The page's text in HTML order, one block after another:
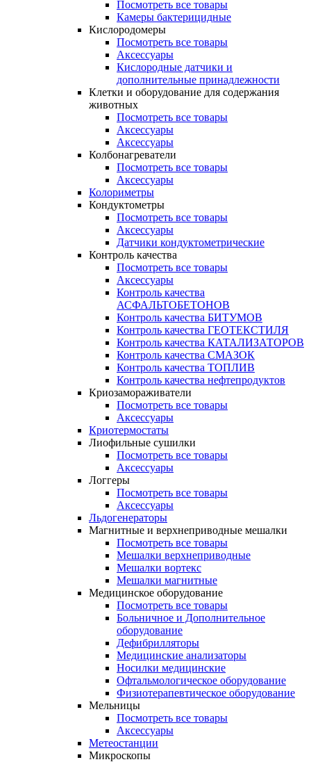
Посмотреть все товары
Камеры бактерицидные
Кислородомеры
Посмотреть все товары
Аксессуары
Кислородные датчики и
дополнительные принадлежности
Клетки и оборудование для содержания
животных
Посмотреть все товары
Аксессуары
Аксессуары
Колбонагреватели
Посмотреть все товары
Аксессуары
Колориметры
Кондуктометры
Посмотреть все товары
Аксессуары
Датчики кондуктометрические
Контроль качества
Посмотреть все товары
Аксессуары
Контроль качества
АСФАЛЬТОБЕТОНОВ
Контроль качества БИТУМОВ
Контроль качества ГЕОТЕКСТИЛЯ
Контроль качества КАТАЛИЗАТОРОВ
Контроль качества СМАЗОК
Контроль качества ТОПЛИВ
Контроль качества нефтепродуктов
Криозамораживатели
Посмотреть все товары
Аксессуары
Криотермостаты
Лиофильные сушилки
Посмотреть все товары
Аксессуары
Логгеры
Посмотреть все товары
Аксессуары
Льдогенераторы
Магнитные и верхнеприводные мешалки
Посмотреть все товары
Мешалки верхнеприводные
Мешалки вортекс
Мешалки магнитные
Медицинское оборудование
Посмотреть все товары
Больничное и Дополнительное
оборудование
Дефибрилляторы
Медицинские анализаторы
Носилки медицинские
Офтальмологическое оборудование
Физиотерапевтическое оборудование
Мельницы
Посмотреть все товары
Аксессуары
Метеостанции
Микроскопы